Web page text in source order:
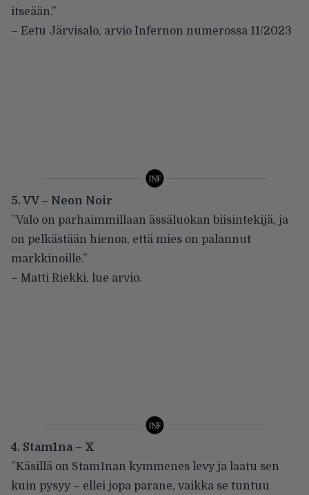
itseään.”
– Eetu Järvisalo, arvio Infernon numerossa 11/2023
5. VV – Neon Noir
”Valo on parhaimmillaan ässäluokan biisintekijä, ja
on pelkästään hienoa, että mies on palannut
markkinoille.”
– Matti Riekki,
lue arvio.
4. Stam1na – X
”Käsillä on Stam1nan kymmenes levy ja laatu sen
kuin pysyy – ellei jopa parane, vaikka se tuntuu